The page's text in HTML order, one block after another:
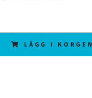
LÄGG I KORGEN